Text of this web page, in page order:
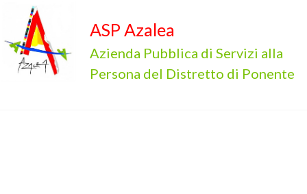
ASP Azalea
Azienda Pubblica di Servizi alla
Persona del Distretto di Ponente